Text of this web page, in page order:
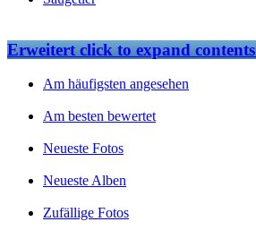
Erweitertclick to expand contents
Am häufigsten angesehen
Am besten bewertet
Neueste Fotos
Neueste Alben
Zufällige Fotos